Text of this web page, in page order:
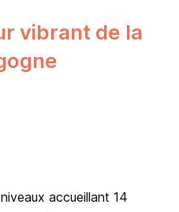
vibrant de la
accueillant 14